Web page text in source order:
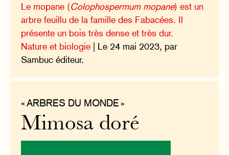
Le mopane (Colophospermum mopane) est un
arbre feuillu de la famille des Fabacées. Il
présente un bois très dense et très dur.
Nature et biologie | Le 24 mai 2023, par
Sambuc éditeur.
« ARBRES DU MONDE »
Mimosa doré